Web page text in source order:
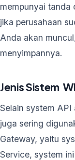
mempunyai tanda
jika perusahaan
Anda akan
menyimpannya.
Jenis Sistem
Selain system
juga sering
Gateway, yaitu
Service, system